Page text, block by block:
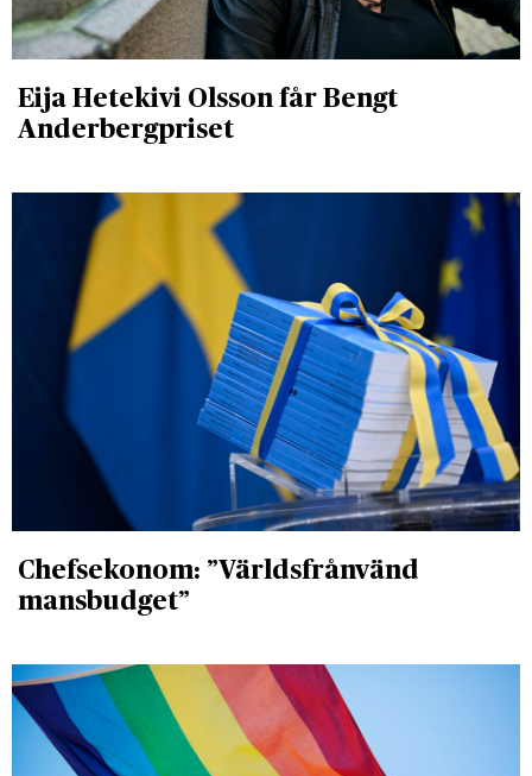
Eija Hetekivi Olsson får Bengt
Anderbergpriset
Chefsekonom: ”Världsfrånvänd
mansbudget”